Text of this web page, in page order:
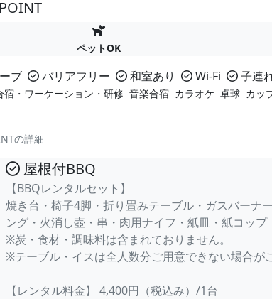
ペットOK
ブ バリアフリー 和室あり Wi-Fi
子連
宿・ワーケーション・研修 音楽合宿 カラオケ 卓球 カッ
の詳細
屋根付BBQ
【BBQレンタルセット】
焼き台・椅子4脚・折り畳みテーブル・ガスバーナ
ング・火消し壺・串・肉用ナイフ・紙皿・紙コップ
※炭・食材・調味料は含まれておりません。
※テーブル・イスは全人数分ご用意できない場合が
【レンタル料金】 4,400円（税込み）/1台